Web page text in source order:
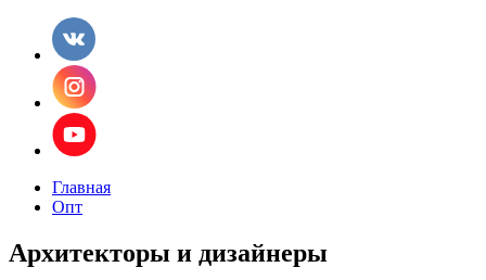
Главная
Опт
Архитекторы и дизайнеры